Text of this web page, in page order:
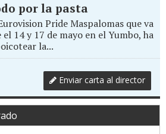
por la pasta
Pride Maspalomas que va
14 y 17 de mayo en el Yumbo, ha
la...
Enviar carta al director